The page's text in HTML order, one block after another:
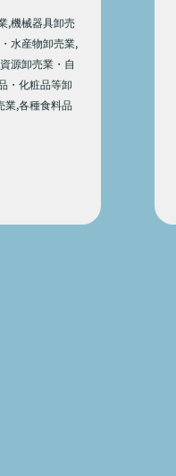
,機械器具卸売
水産物卸売業,
源卸売業・自
・化粧品等卸
業,各種食料品